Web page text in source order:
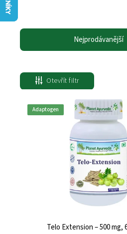
Nejprodávanější
Otevřít filtr
Adaptogen
Telo Extension – 500 mg,